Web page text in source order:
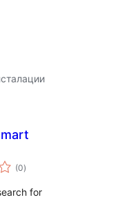
(0общо
оценки
)
for